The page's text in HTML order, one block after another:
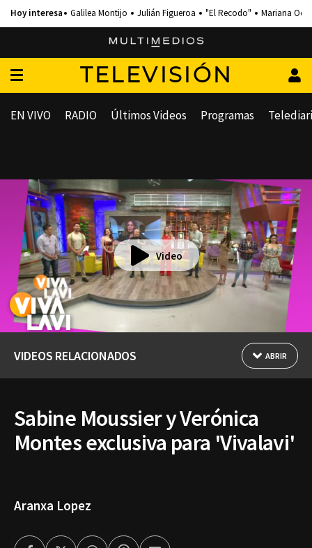
Galilea Montijo Julián Figueroa "El Recodo" Mariana
TELEVISIÓN
EN VIVO RADIO Últimos Videos Programas
Video
VIDEOS RELACIONADOS ABRIR
Sabine Moussier y Verónica
Montes exclusiva para 'Vivalavi'
Aranxa Lopez